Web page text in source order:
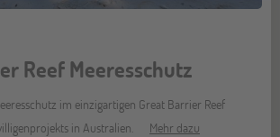
Reef Meeresschutz
im einzigartigen Great Barrier Reef
in Australien.
Mehr dazu